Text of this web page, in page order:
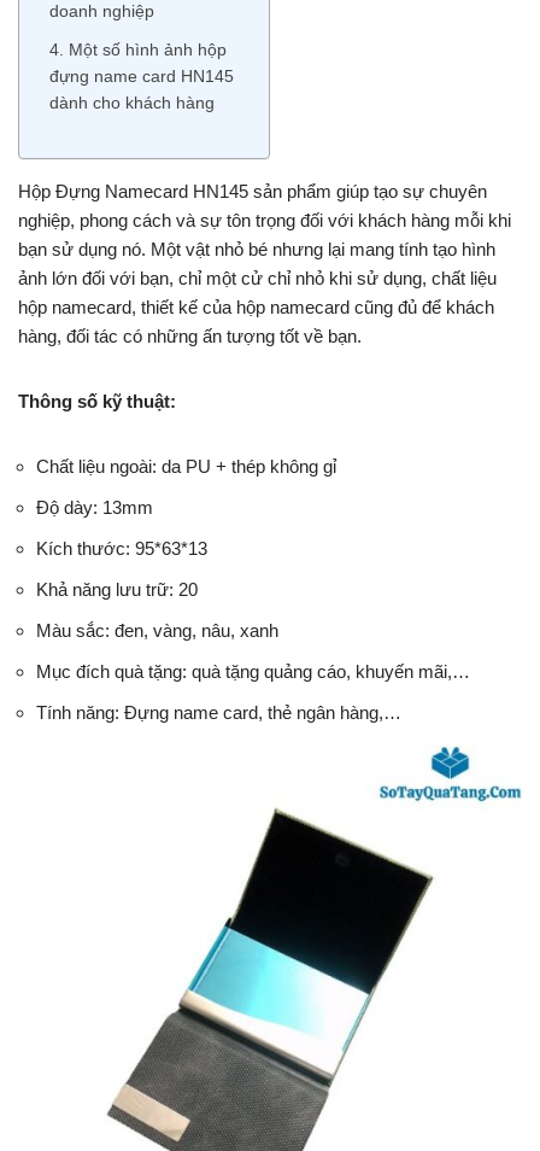
doanh nghiệp
4. Một số hình ảnh hộp
đựng name card HN145
dành cho khách hàng
Hộp Đựng Namecard HN145 sản phẩm giúp tạo sự chuyên
nghiệp, phong cách và sự tôn trọng đối với khách hàng mỗi khi
bạn sử dụng nó. Một vật nhỏ bé nhưng lại mang tính tạo hình
ảnh lớn đối với bạn, chỉ một cử chỉ nhỏ khi sử dụng, chất liệu
hộp namecard, thiết kế của hộp namecard cũng đủ để khách
hàng, đối tác có những ấn tượng tốt về bạn.
Thông số kỹ thuật:
Chất liệu ngoài: da PU + thép không gỉ
Độ dày: 13mm
Kích thước: 95*63*13
Khả năng lưu trữ: 20
Màu sắc: đen, vàng, nâu, xanh
Mục đích quà tặng: quà tặng quảng cáo, khuyến mãi,…
Tính năng: Đựng name card, thẻ ngân hàng,…